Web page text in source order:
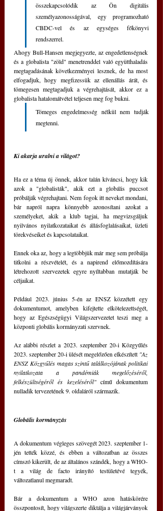
összekapcsolódik az Ön digitális
személyazonosságával, egy programozható
CBDC-vel és az egységes főkönyvi
rendszerrel.
Ahogy Bull-Hansen megjegyezte, az engedetlenségnek
és a globalista "zöld" menetrenddel való együtthaladás
megtagadásának következményei lesznek, de ha most
elfogadjuk, hogy megfizessük az ellenállás árát, és
tömegesen megtagadjuk a végrehajtását, akkor ez a
globalista hatalomátvétel teljesen meg fog bukni.
Tömeges engedelmesség nélkül nem tudják
megtenni.
Ki akarja uralni a világot?
Ha ez a téma új önnek, akkor talán kíváncsi, hogy kik
azok a "globalisták", akik ezt a globális puccsot
próbálják végrehajtani. Nem fogok itt neveket mondani,
bár napról napra könnyebb azonosítani azokat a
személyeket, akik a klub tagjai, ha megvizsgáljuk
nyilvános nyilatkozataikat és állásfoglalásaikat, üzleti
törekvéseiket és kapcsolataikat.
Ennek oka az, hogy a legtöbbjük már meg sem próbálja
titkolni a részvételét, és a napirend előmozdítására
létrehozott szervezetek egyre nyíltabban mutatják be
céljaikat.
Például 2023. június 5-én az ENSZ közzétett egy
dokumentumot, amelyben kifejtette elkötelezettségét,
hogy az Egészségügyi Világszervezetet teszi meg a
központi globális kormányzati szervnek.
Az alábbi részlet a 2023. szeptember 20-i Közgyűlés
2023. szeptember 20-i ülését megelőzően elkészített "Az
ENSZ Közgyűlés magas szintű találkozójának politikai
nyilatkozata a pandémiák megelőzéséről,
felkészültségéről és kezeléséről" című dokumentum
nulladik tervezetének 9. oldaláról származik.
Globális kormányzás
A dokumentum végleges szövegét 2023. szeptember 1-
jén tették közzé, és ebben a változatban az összes
címszó kikerült, de az általános szándék, hogy a WHO-
t a világ de facto irányító testületévé tegyék,
változatlanul megmaradt.
Bár a dokumentum a WHO azon hatáskörére
összpontosít, hogy világszerte diktálja a világjárványok